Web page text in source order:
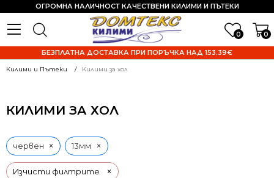
0 0
ОГРОМНА НАЛИЧНОСТ КАЧЕСТВЕНИ КИЛИМИ И ПЪТЕКИ
БЕЗПЛАТНА ДОСТАВКА ПРИ ПОРЪЧКА НАД 153.39€
Килими и Пътеки Килими за хол
КИЛИМИ ЗА ХОЛ
Изчисти филтрите ×
червен × 13мм ×